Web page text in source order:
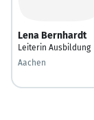
Lena Bernhardt
Leiterin Ausbildung
Aachen